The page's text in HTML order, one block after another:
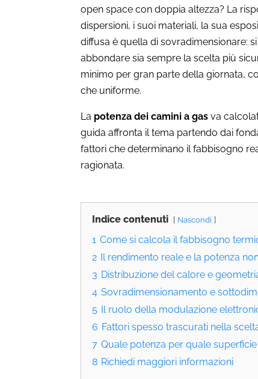
open space con doppia altezza? La
dispersioni, i suoi materiali, la sua
diffusa è quella di sovradimensionare:
abbondare sia sempre la scelta più
minimo per gran parte della giornata,
che uniforme.
La potenza dei camini a gas va
guida affronta il tema partendo dai
fattori che determinano il fabbisogno
ragionata.
Indice contenuti Nascondi
1 Come si calcola il fabbisogno
2 Il rendimento reale e la potenza
3 Distribuzione del calore e
4 Sovradimensionamento e
5 Il ruolo della modulazione
6 Fattori spesso trascurati nella
7 Quale potenza per quale superficie
8 Richiedi maggiori informazioni